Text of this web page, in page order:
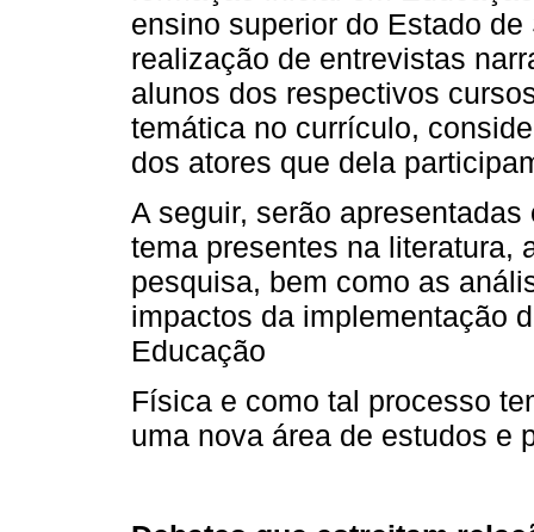
ensino superior do Estado
realização de entrevistas
alunos dos respectivos
temática no currículo,
dos atores que dela
A seguir, serão
tema presentes na literatura,
pesquisa, bem como as
impactos da implementação
Educação
Física e como tal processo
uma nova área de estudos e